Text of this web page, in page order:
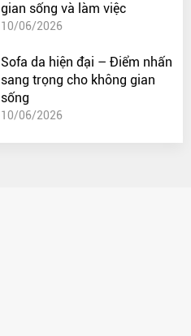
gian sống và làm việc
10/06/2026
Sofa da hiện đại – Điểm nhấn
sang trọng cho không gian
sống
10/06/2026